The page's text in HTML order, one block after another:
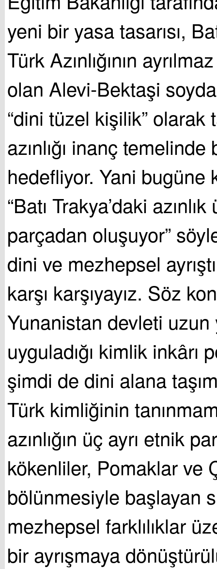
yeni bir yasa tasarısı,
Türk Azınlığının
olan Alevi-Bektaşi
“dini tüzel kişilik” olarak
azınlığı inanç
hedefliyor. Yani bugüne
“Batı Trakya’daki
parçadan oluşuyor”
dini ve mezhepsel
karşı karşıyayız. Söz
Yunanistan devleti uzun
uyguladığı kimlik inkârı
şimdi de dini alana
Türk kimliğinin
azınlığın üç ayrı etnik
kökenliler, Pomaklar ve
bölünmesiyle başlayan
mezhepsel farklılıklar
bir ayrışmaya